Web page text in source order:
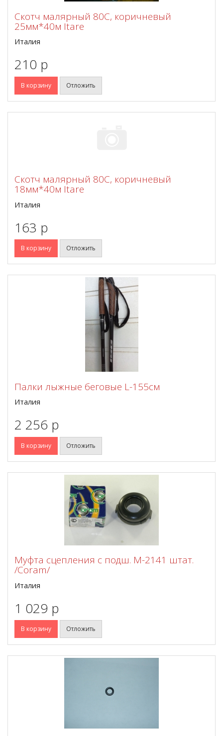
Скотч малярный 80С, коричневый
25мм*40м Itare
Италия
210 p
В корзину Отложить
Скотч малярный 80С, коричневый
18мм*40м Itare
Италия
163 p
В корзину Отложить
Палки лыжные беговые L-155см
Италия
2 256 p
В корзину Отложить
Муфта сцепления с подш. М-2141 штат.
/Coram/
Италия
1 029 p
В корзину Отложить